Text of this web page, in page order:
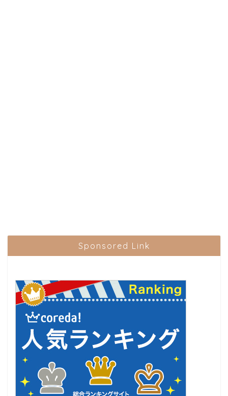
Sponsored Link